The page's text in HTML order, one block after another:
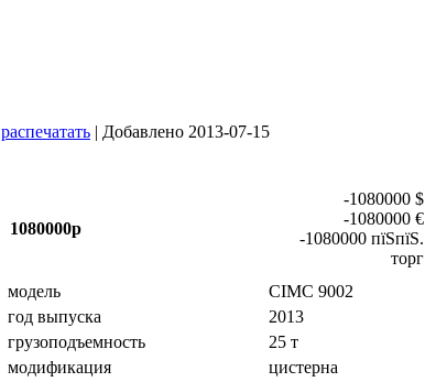
распечатать | Добавлено 2013-07-15
1080000р
-1080000 $
-1080000 €
-1080000 пїЅпїЅ.
торг
модель
CIMC 9002
год выпуска
2013
грузоподъемность
25 т
модификация
цистерна